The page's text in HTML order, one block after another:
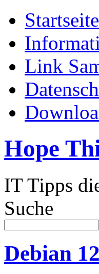
Startseite
Link
Hope
IT Tipps
Suche
Debian